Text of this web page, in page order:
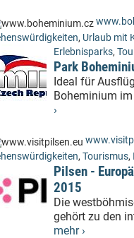
, Urlaub mit
Erlebnisparks,
Park
Ideal für
Boheminium
›
, Tourismus,
Pilsen -
2015
Die
gehört zu den
mehr ›